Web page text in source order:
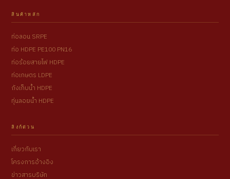
สินค้าหลัก
ท่อลอน SRPE
ท่อ HDPE PE100 PN16
ท่อร้อยสายไฟ HDPE
ท่อเกษตร LDPE
ถังเก็บน้ำ HDPE
ทุ่นลอยน้ำ HDPE
ลิงก์ด่วน
เกี่ยวกับเรา
โครงการอ้างอิง
ข่าวสารบริษัท